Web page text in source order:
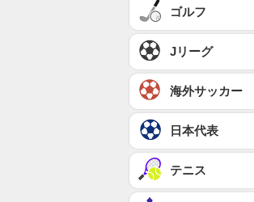
ゴルフ
Jリーグ
海外サッカー
日本代表
テニス